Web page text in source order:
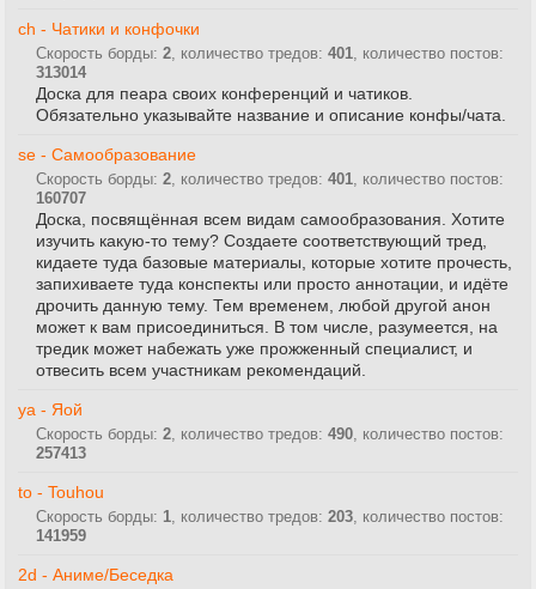
ch - Чатики и конфочки
Скорость борды:2 , количество тредов:401 , количество постов:
313014
Доска для пеара своих конференций и чатиков.
Обязательно указывайте название и описание конфы/чата.
se - Самообразование
Скорость борды:2 , количество тредов:401 , количество постов:
160707
Доска, посвящённая всем видам самообразования. Хотите
изучить какую-то тему? Создаете соответствующий тред,
кидаете туда базовые материалы, которые хотите прочесть,
запихиваете туда конспекты или просто аннотации, и идёте
дрочить данную тему. Тем временем, любой другой анон
может к вам присоединиться. В том числе, разумеется, на
тредик может набежать уже прожженный специалист, и
отвесить всем участникам рекомендаций.
ya - Яой
Скорость борды:2 , количество тредов:490 , количество постов:
257413
to - Touhou
Скорость борды: 1 , количество тредов:203 , количество постов:
141959
2d - Аниме/Беседка